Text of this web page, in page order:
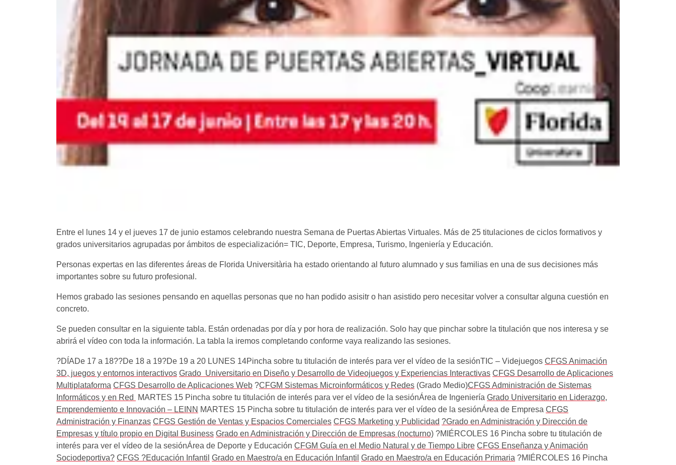
Entre el lunes 14 y el jueves 17 de junio estamos celebrando nuestra Semana de Puertas Abiertas Virtuales. Más de 25 titulaciones de ciclos formativos y
grados universitarios agrupadas por ámbitos de especialización= TIC, Deporte, Empresa, Turismo, Ingeniería y Educación.
Personas expertas en las diferentes áreas de Florida Universitària ha estado orientando al futuro alumnado y sus familias en una de sus decisiones más
importantes sobre su futuro profesional.
Hemos grabado las sesiones pensando en aquellas personas que no han podido asisitr o han asistido pero necesitar volver a consultar alguna cuestión en
concreto.
Se pueden consultar en la siguiente tabla. Están ordenadas por día y por hora de realización. Solo hay que pinchar sobre la titulación que nos interesa y se
abrirá el vídeo con toda la información. La tabla la iremos completando conforme vaya realizando las sesiones.
?DÍADe 17 a 18??De 18 a 19?De 19 a 20 LUNES 14Pincha sobre tu titulación de interés para ver el vídeo de la sesiónTIC – Videjuegos CFGS Animación
3D, juegos y entornos interactivos Grado Universitario en Diseño y Desarrollo de Videojuegos y Experiencias Interactivas CFGS Desarrollo de Aplicaciones
Multiplataforma CFGS Desarrollo de Aplicaciones Web ?CFGM Sistemas Microinformáticos y Redes (Grado Medio)CFGS Administración de Sistemas
Informáticos y en Red
MARTES 15 Pincha sobre tu titulación de interés para ver el vídeo de la sesiónÁrea de Ingeniería Grado Universitario en Liderazgo,
Emprendemiento e Innovación – LEINN MARTES 15 Pincha sobre tu titulación de interés para ver el vídeo de la sesiónÁrea de Empresa CFGS
Administración y Finanzas CFGS Gestión de Ventas y Espacios Comerciales CFGS Marketing y Publicidad ?Grado en Administración y Dirección de
Empresas y título propio en Digital Business Grado en Administración y Dirección de Empresas (nocturno) ?MIÉRCOLES 16 Pincha sobre tu titulación de
interés para ver el vídeo de la sesiónÁrea de Deporte y Educación CFGM Guía en el Medio Natural y de Tiempo Libre CFGS Enseñanza y Animación
Sociodeportiva? CFGS ?Educación Infantil Grado en Maestro/a en Educación Infantil Grado en Maestro/a en Educación Primaria ?MIÉRCOLES 16 Pincha